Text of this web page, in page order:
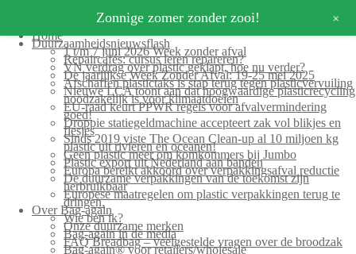
Home
Duurzaamheidsnieuwsflash
1 t/m 7 juni 2026 Week zonder afval
Repaircafés: cursus leren repareren?
VN verdrag over plastic geklapt, hoe nu verder?
De jaarlijkse Week Zonder Afval: 19-25 mei 2025
Afschaffen plastictaks is stap terug tegen plasticvervuiling
Nieuwe LCA toont aan dat hoogwaardige plasticrecycling
noodzakelijk is voor klimaatdoelen
EU-raad keurt PPWR regels voor afvalvermindering
goed!
Droppie statiegeldmachine accepteert zak vol blikjes en
flesjes
Sinds 2019 viste The Ocean Clean-up al 10 miljoen kg
plastic uit rivieren en oceanen!
Geen plastic meer om komkommers bij Jumbo
Plastic export uit Nederland aan banden
Europa bereikt akkoord over verpakkingsafval reductie
De duurzame verpakkingen van de toekomst zijn
herbruikbaar
Europese maatregelen om plastic verpakkingen terug te
dringen.
Over Bag-again
Wie ben ik?
Onze duurzame merken
Bag-again in de media
FAQ Breadbag – veelgestelde vragen over de broodzak
Bag-again® voor retailers/wholesale
Zonnige zomer zonder zooi! +